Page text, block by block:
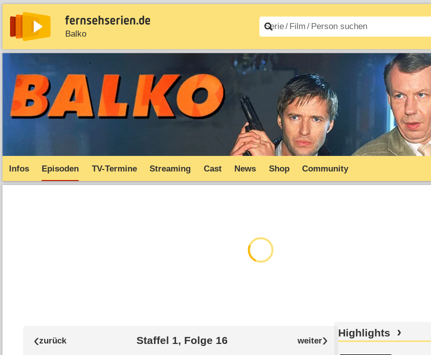
Balko
News Entdecken Filme A–Z
Infos Episoden TV-Termine Streaming Cast News Shop Community
Staffel 1, Folge 16
Highlights